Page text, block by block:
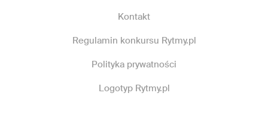
Kontakt
Regulamin konkursu Rytmy.pl
Polityka prywatności
Logotyp Rytmy.pl